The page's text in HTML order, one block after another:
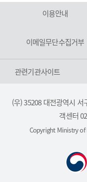
이용안내
이메일무단수집거부
관련기관사이트
(우) 35208 대전광역시
객센터
Copyright Ministry of